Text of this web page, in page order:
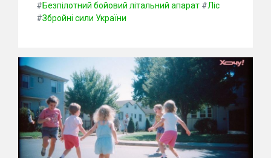
#Безпілотний бойовий літальний апарат #Ліс
#Збройні сили України